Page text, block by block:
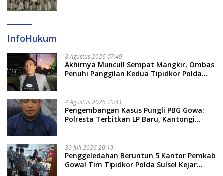
InfoHukum
8 Agustus 2026 07:49
Akhirnya Muncul! Sempat Mangkir, Ombas
Penuhi Panggilan Kedua Tipidkor Polda
4 Agustus 2026 20:41
Pengembangan Kasus Pungli PBG Gowa:
Polresta Terbitkan LP Baru, Kantongi
30 Juli 2026 20:10
Penggeledahan Beruntun 5 Kantor Pemkab
Gowa! Tim Tipidkor Polda Sulsel Kejar